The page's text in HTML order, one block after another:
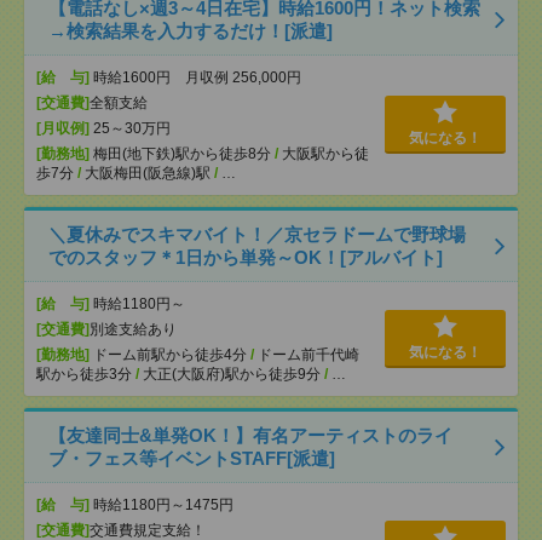
【電話なし×週3～4日在宅】時給1600円！ネット検索
→検索結果を入力するだけ！[派遣]
[給 与] 時給1600円 月収例 256,000円
[交通費]全額支給
[月収例] 25～30万円
[勤務地] 梅田(地下鉄)駅から徒歩8分 / 大阪駅から徒
歩7分 / 大阪梅田(阪急線)駅 / …
気になる！
＼夏休みでスキマバイト！／京セラドームで野球場
でのスタッフ＊1日から単発～OK！[アルバイト]
[給 与] 時給1180円～
[交通費] 別途支給あり
[勤務地]
ドーム前駅から徒歩4分 / ドーム前千代崎
駅から徒歩3分 / 大正(大阪府)駅から徒歩9分 / …
気になる！
【友達同士&単発OK！】有名アーティストのライ
ブ・フェス等イベントSTAFF[派遣]
[給 与] 時給1180円～1475円
[交通費]交通費規定支給！